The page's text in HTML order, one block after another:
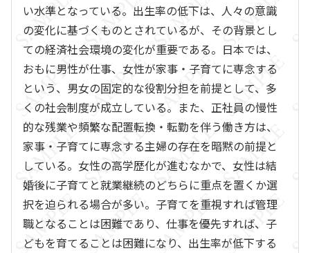
い水準となっている。出生率の低下は、人々の意識
の変化に基づくものとされているが、その背景とし
ての経済社会環境の変化が重要である。日本では、
おもに男性が仕事、女性が家事・子育てに専念する
という、男女の固定的な役割分担を前提として、多
くの社会制度が成立している。また、正社員の慢性
的な残業や頻繁な配置転換・転勤を伴う働き方は、
家事・子育てに専念する主婦の存在を暗黙の前提と
している。女性の高学歴化が進むなかで、女性は結
婚後に子育てと就業継続のどちらに重点を置くか選
択を迫られる場合が多い。子育てを重視すれば管理
職となることは困難であり、仕事を優先すれば、子
どもを育てることは困難になり、出生率が低下する